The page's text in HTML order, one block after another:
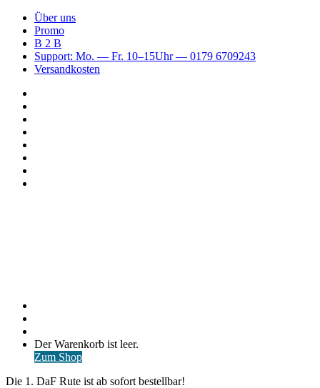
Über uns
Promo
B 2 B
Support: Mo. — Fr. 10–15Uhr — 0179 6709243
Versandkosten
Warenkorb
ansehen
Der Warenkorb ist leer.
Zum Shop
Die 1. DaF Rute ist ab sofort bestellbar!